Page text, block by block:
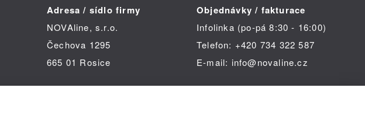
Adresa / sídlo firmy
NOVAline, s.r.o.
Čechova 1295
665 01 Rosice
Objednávky / fakturace
Infolinka (po-pá 8:30 - 16:00)
Telefon: +420 734 322 587
E-mail: info@novaline.cz